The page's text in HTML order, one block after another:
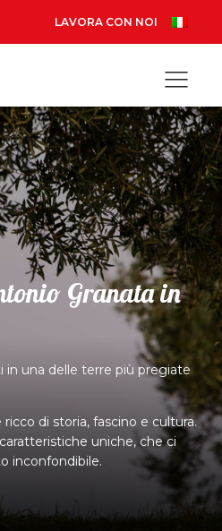
LAVORA CON NOI
Granata in
una delle terre più pregiate
di storia, fascino e cultura.
uniche, che ci
inconfondibile.